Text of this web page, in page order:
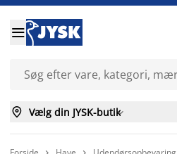

 Vælg din JYSK-butik